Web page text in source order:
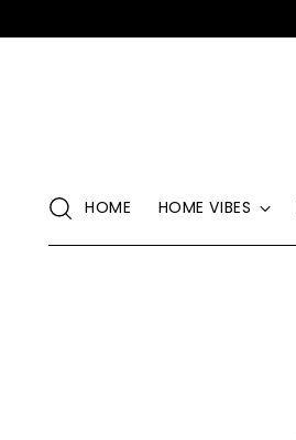
HOME HOME VIBES